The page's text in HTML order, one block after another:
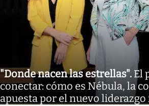
"Donde nacen las estrellas". El
conectar: cómo es Nébula, la
apuesta por el nuevo